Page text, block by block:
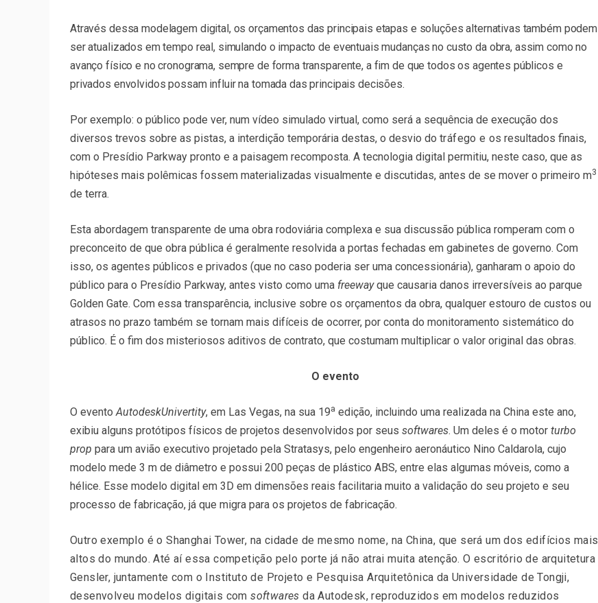
Através dessa modelagem digital, os orçamentos das principais etapas e soluções alternativas também podem
ser atualizados em tempo real, simulando o impacto de eventuais mudanças no custo da obra, assim como no
avanço físico e no cronograma, sempre de forma transparente, a fim de que todos os agentes públicos e
privados envolvidos possam influir na tomada das principais decisões.
Por exemplo: o público pode ver, num vídeo simulado virtual, como será a sequência de execução dos
diversos trevos sobre as pistas, a interdição temporária destas, o desvio do tráfego e os resultados finais,
com o Presídio Parkway pronto e a paisagem recomposta. A tecnologia digital permitiu, neste caso, que as
hipóteses mais polêmicas fossem materializadas visualmente e discutidas, antes de se mover o primeiro m3
de terra.
Esta abordagem transparente de uma obra rodoviária complexa e sua discussão pública romperam com o
preconceito de que obra pública é geralmente resolvida a portas fechadas em gabinetes de governo. Com
isso, os agentes públicos e privados (que no caso poderia ser uma concessionária), ganharam o apoio do
público para o Presídio Parkway, antes visto como uma freewayque causaria danos irreversíveis ao parque
Golden Gate. Com essa transparência, inclusive sobre os orçamentos da obra, qualquer estouro de custos ou
atrasos no prazo também se tornam mais difíceis de ocorrer, por conta do monitoramento sistemático do
público. É o fim dos misteriosos aditivos de contrato, que costumam multiplicar o valor original das obras.
O evento
O eventoAutodeskUnivertity, em Las Vegas, na sua 19a edição, incluindo uma realizada na China este ano,
exibiu alguns protótipos físicos de projetos desenvolvidos por seus softwares. Um deles é o motor turbo
prop para um avião executivo projetado pela Stratasys, pelo engenheiro aeronáutico Nino Caldarola, cujo
modelo mede 3 m de diâmetro e possui 200 peças de plástico ABS, entre elas algumas móveis, como a
hélice. Esse modelo digital em 3D em dimensões reais facilitaria muito a validação do seu projeto e seu
processo de fabricação, já que migra para os projetos de fabricação.
Outro exemplo é o Shanghai Tower, na cidade de mesmo nome, na China, que será um dos edifícios mais
altos do mundo. Até aí essa competição pelo porte já não atrai muita atenção. O escritório de arquitetura
Gensler, juntamente com o Instituto de Projeto e Pesquisa Arquitetônica da Universidade de Tongji,
desenvolveu modelos digitais comsoftwares da Autodesk, reproduzidos em modelos reduzidos